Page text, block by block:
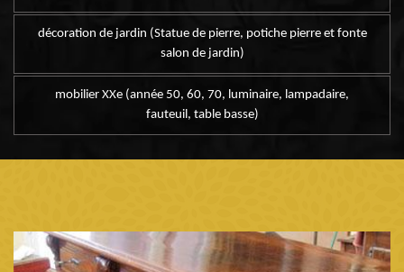
décoration de jardin (Statue de pierre, potiche pierre et fonte
salon de jardin)
mobilier XXe (année 50, 60, 70, luminaire, lampadaire,
fauteuil, table basse)